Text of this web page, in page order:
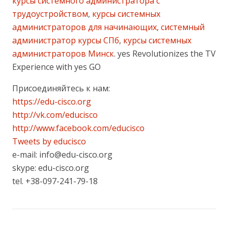
трудоустройством, курсы системных
администраторов для начинающих, системный
администратор курсы СПб, курсы системных
администраторов Минск. yes Revolutionizes the TV
Experience with yes GO
Присоединяйтесь к нам:
https://edu-cisco.org
http://vk.com/educisco
http://www.facebook.com/educisco
Tweets by educisco
e-mail: info@edu-cisco.org
skype: edu-cisco.org
tel. +38-097-241-79-18